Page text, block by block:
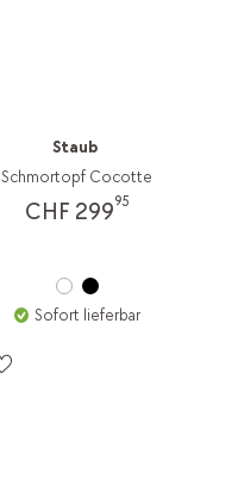
Staub
Schmortopf Cocotte
CHF 29995
Sofort lieferbar